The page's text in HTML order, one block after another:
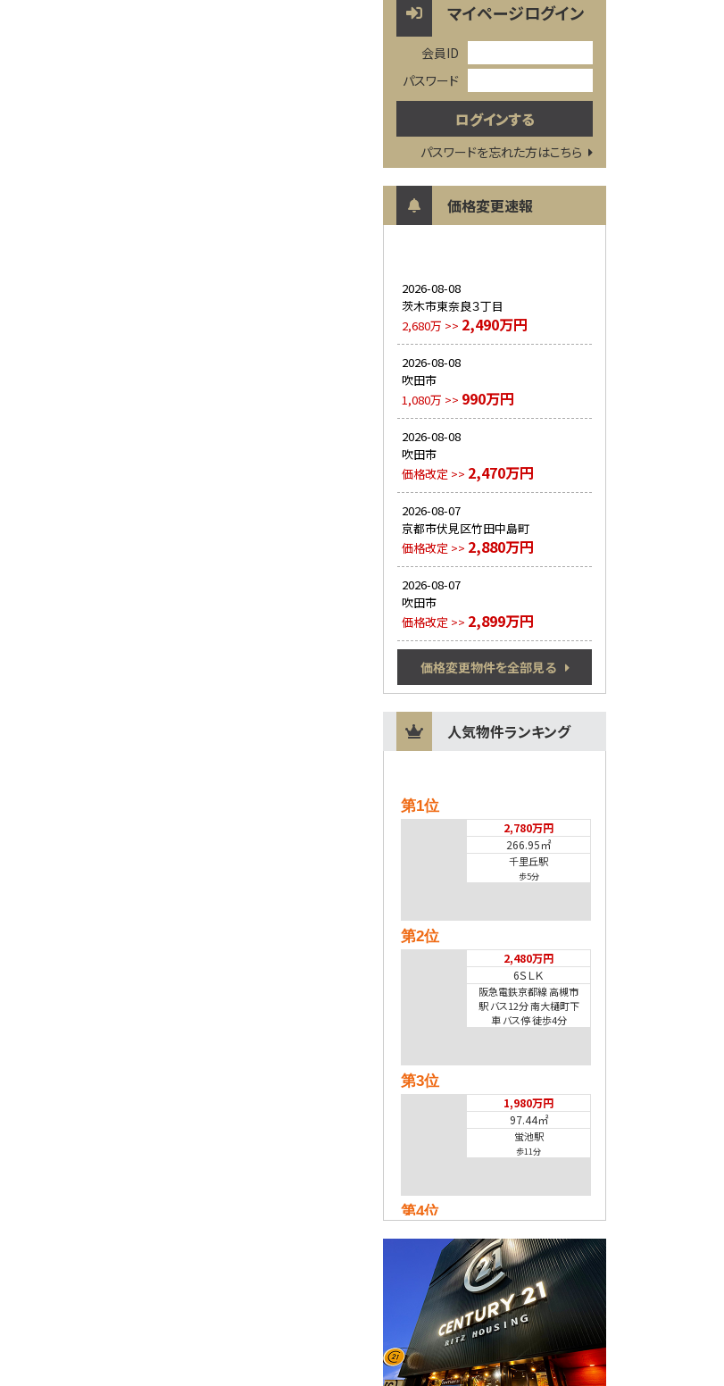
マイページログイン
会員ID
パスワード
パスワードを忘れた方はこちら
価格変更速報
2026-08-08
茨木市東奈良３丁目
2,680万 >> 2,490万円
2026-08-08
吹田市
1,080万 >> 990万円
2026-08-08
吹田市
価格改定 >> 2,470万円
2026-08-07
京都市伏見区竹田中島町
価格改定 >> 2,880万円
2026-08-07
吹田市
価格改定 >> 2,899万円
価格変更物件を全部見る
人気物件ランキング
第1位
2,780万円
266.95㎡
千里丘駅
歩5分
第2位
2,480万円
6ＳＬＫ
阪急電鉄京都線 高槻市
駅 バス12分 南大樋町下
車 バス停 徒歩4分
第3位
1,980万円
97.44㎡
蛍池駅
歩11分
第4位
3ＬＤＫ
東海道本線 京都駅 バス8
分 二中前下車 バス停 徒
歩5分
第5位
2,380万円